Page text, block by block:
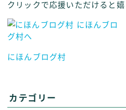
クリックで応援いただけると
にほんブログ村
カテゴリー